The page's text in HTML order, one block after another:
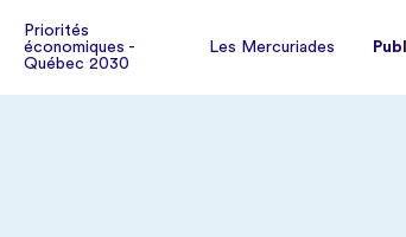
Priorités
économiques -
Québec 2030
Les Mercuriades